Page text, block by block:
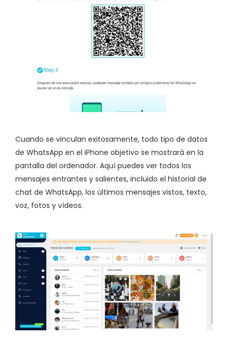
Cuando se vinculan exitosamente, todo tipo de datos
de WhatsApp en el iPhone objetivo se mostrará en la
pantalla del ordenador. Aquí puedes ver todos los
mensajes entrantes y salientes, incluido el historial de
chat de WhatsApp, los últimos mensajes vistos, texto,
voz, fotos y vídeos.